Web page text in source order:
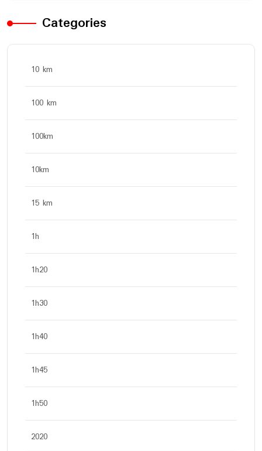
Categories
10 km
100 km
100km
10km
15 km
1h
1h20
1h30
1h40
1h45
1h50
2020